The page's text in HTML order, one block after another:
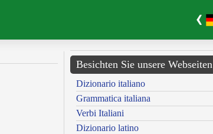
Besichten Sie unsere Webseiten
Dizionario italiano
Grammatica italiana
Verbi Italiani
Dizionario latino